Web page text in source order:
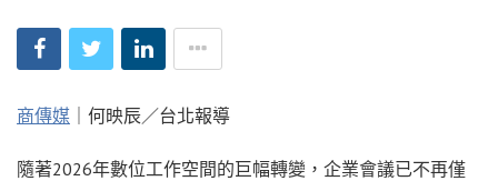
商傳媒 ｜何映辰／台北報導
隨著2026年數位工作空間的巨幅轉變，企業會議已不再僅